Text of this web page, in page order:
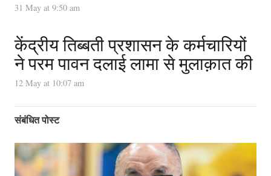
31 May at 9:50 am
केंद्रीय तिब्बती प्रशासन के कर्मचारियों
ने परम पावन दलाई लामा से मुलाक़ात की
12 May at 10:07 am
संबंधित पोस्ट